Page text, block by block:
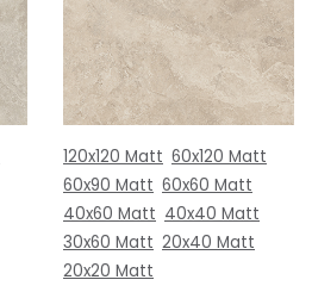
120x120 Matt 60x120 Matt
60x90 Matt 60x60 Matt
40x60 Matt 40x40 Matt
30x60 Matt 20x40 Matt
20x20 Matt